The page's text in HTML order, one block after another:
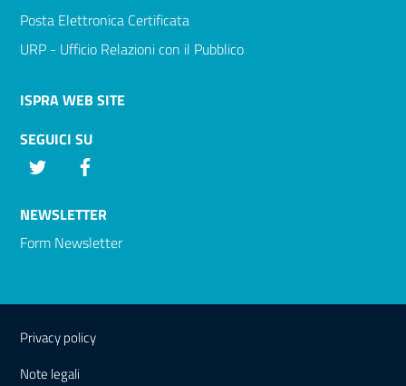
Posta Elettronica Certificata
URP - Ufficio Relazioni con il Pubblico
ISPRA WEB SITE
SEGUICI SU
Twitter
NEWSLETTER
Form Newsletter
Sezione Link Utili
Privacy policy
Note legali